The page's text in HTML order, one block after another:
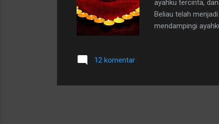
ayahku tercinta,
Beliau telah
mendampingi
12 komentar